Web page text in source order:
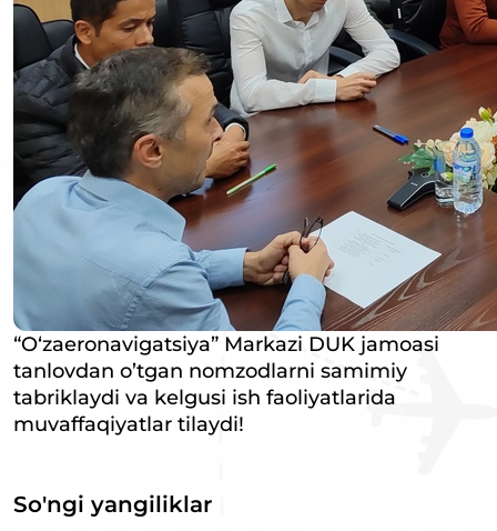
“O‘zaeronavigatsiya” Markazi DUK jamoasi
tanlovdan o’tgan nomzodlarni samimiy
tabriklaydi va kelgusi ish faoliyatlarida
muvaffaqiyatlar tilaydi!
So'ngi yangiliklar